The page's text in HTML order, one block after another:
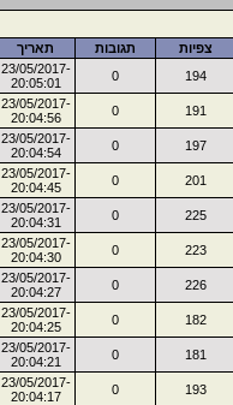
צפיות תגובות
תאריך
194
0
23/05/2017-
20:05:01
191
0
23/05/2017-
20:04:56
197
0
23/05/2017-
20:04:54
201
0
23/05/2017-
20:04:45
225
0
23/05/2017-
20:04:31
223
0
23/05/2017-
20:04:30
226
0
23/05/2017-
20:04:27
182
0
23/05/2017-
20:04:25
181
0
23/05/2017-
20:04:21
193
0
23/05/2017-
20:04:17